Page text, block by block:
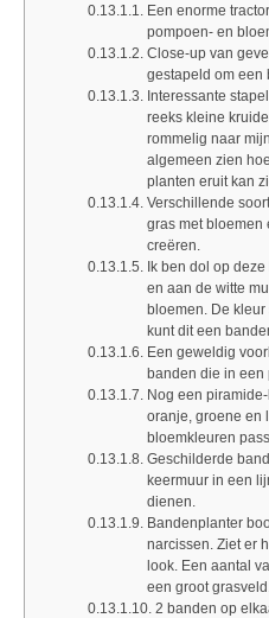
Een enorme
pompoen- en
Close-up van
gestapeld om een
Interessante
reeks kleine
rommelig naar
algemeen zien
planten eruit kan
Verschillende
gras met bloemen
creëren.
Ik ben dol op
en aan de witte
bloemen. De kleur
kunt dit een
Een geweldig
banden die in een
Nog een
oranje, groene en
bloemkleuren
Geschilderde
keermuur in een
dienen.
Bandenplanter
narcissen. Ziet er
look. Een aantal
een groot grasveld.
2 banden op